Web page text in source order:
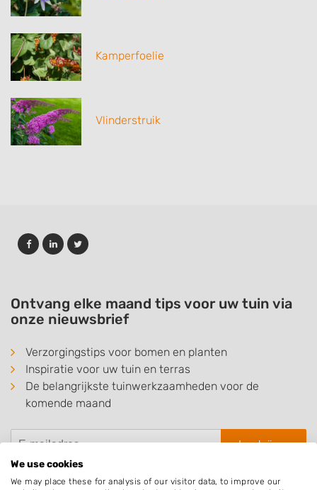
Kamperfoelie
Vlinderstruik
Ontvang elke maand tips voor uw tuin via
onze nieuwsbrief
Verzorgingstips voor bomen en planten
Inspiratie voor uw tuin en terras
De belangrijkste tuinwerkzaamheden voor de
komende maand
Inschrijven
We use cookies
We may place these for analysis of our visitor data, to improve our